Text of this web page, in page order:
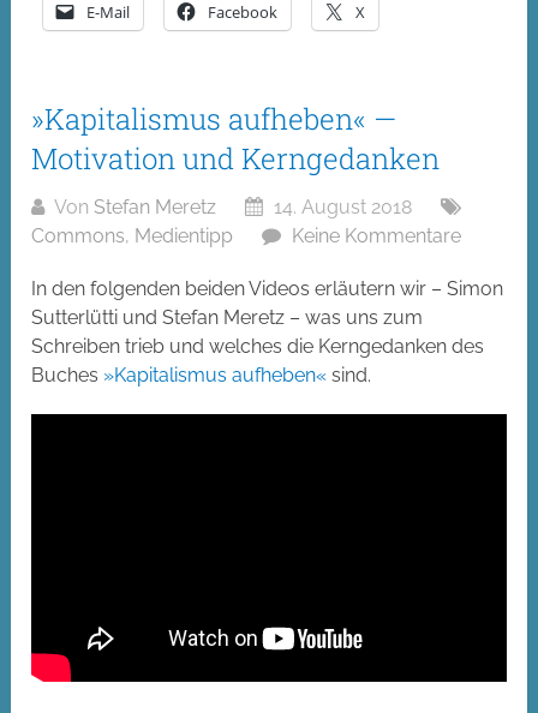
E-Mail Facebook X
»Kapitalismus aufheben« —
Motivation und Kerngedanken
Von Stefan Meretz
14. August 2018
Commons, Medientipp Keine Kommentare
In den folgenden beiden Videos erläutern wir – Simon
Sutterlütti und Stefan Meretz – was uns zum
Schreiben trieb und welches die Kerngedanken des
Buches »Kapitalismus aufheben« sind.